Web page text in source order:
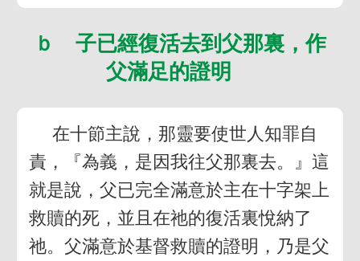
ｂ 子已經復活去到父那裏，作
父滿足的證明
在十節主說，那靈要使世人知罪自
責，『為義，是因我往父那裏去。』這
就是說，父已完全滿意於主在十字架上
救贖的死，並且在祂的復活裏悅納了
祂。父滿意於基督救贖的證明，乃是父